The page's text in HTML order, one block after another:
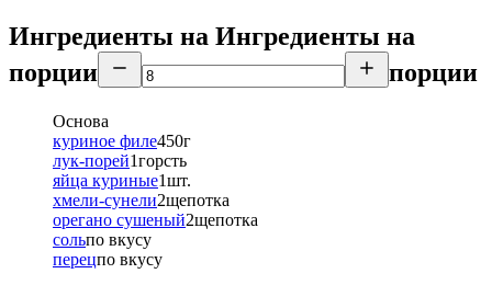
Ингредиенты на Ингредиенты на
порции
порции
Основа
куриное филе450г
лук-порей1горсть
яйца куриные1шт.
хмели-сунели2щепотка
орегано сушеный2щепотка
сольпо вкусу
перецпо вкусу